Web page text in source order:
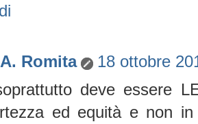
Romita
18 ottobre
deve essere
ed equità e non